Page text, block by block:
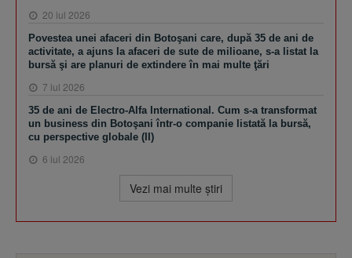
20 iul 2026
Povestea unei afaceri din Botoşani care, după 35 de ani de
activitate, a ajuns la afaceri de sute de milioane, s-a listat la
bursă şi are planuri de extindere în mai multe ţări
7 iul 2026
35 de ani de Electro-Alfa International. Cum s-a transformat
un business din Botoşani într-o companie listată la bursă,
cu perspective globale (II)
6 iul 2026
Vezi mai multe ştiri